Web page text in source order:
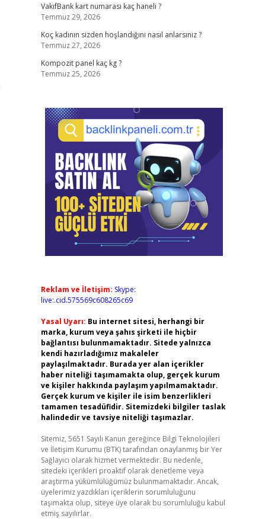
VakıfBank kart numarası kaç haneli ?
Temmuz 29, 2026
Koç kadının sizden hoşlandığını nasıl anlarsınız ?
Temmuz 27, 2026
Kompozit panel kaç kg ?
Temmuz 25, 2026
Reklam ve İletişim: Skype:
live:.cid.575569c608265c69
Yasal Uyarı: Bu internet sitesi, herhangi bir
marka, kurum veya şahıs şirketi ile hiçbir
bağlantısı bulunmamaktadır. Sitede yalnızca
kendi hazırladığımız makaleler
paylaşılmaktadır. Burada yer alan içerikler
haber niteliği taşımamakta olup, gerçek kurum
ve kişiler hakkında paylaşım yapılmamaktadır.
Gerçek kurum ve kişiler ile isim benzerlikleri
tamamen tesadüfidir. Sitemizdeki bilgiler taslak
halindedir ve tavsiye niteliği taşımazlar.
Sitemiz, 5651 Sayılı Kanun gereğince Bilgi Teknolojileri
ve İletişim Kurumu (BTK) tarafından onaylanmış bir Yer
Sağlayıcı olarak hizmet vermektedir. Bu nedenle,
sitedeki içerikleri proaktif olarak denetleme veya
araştırma yükümlülüğümüz bulunmamaktadır. Ancak,
üyelerimiz yazdıkları içeriklerin sorumluluğunu
taşımakta olup, siteye üye olarak bu sorumluluğu kabul
etmiş sayılırlar.